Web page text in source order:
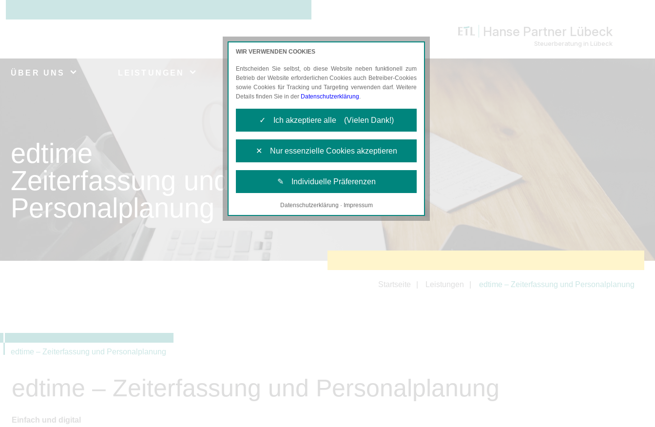
Hanse Partner Lübeck
Steuerberatung in Lübeck
ÜBER UNS AKTUELLES KARRIERE
edtime
Zeiterfassung und
Personalplanung
Startseite Leistungen edtime – Zeiterfassung und Personalplanung
edtime – Zeiterfassung und Personalplanung
edtime – Zeiterfassung und Personalplanung
Einfach und digital
WIR VERWENDEN COOKIES
Entscheiden Sie selbst, ob diese Website neben funktionell zum
Betrieb der Website erforderlichen Cookies auch Betreiber-Cookies
sowie Cookies für Tracking und Targeting verwenden darf. Weitere
Details finden Sie in der Datenschutzerklärung.
✓ Ich akzeptiere alle (Vielen Dank!)
✕ Nur essenzielle Cookies akzeptieren
✎ Individuelle Präferenzen
Notwendige Cookies
unseres Angebotes einschließlich der Verknüpfung zu
Datenschutzerklärung · Impressum